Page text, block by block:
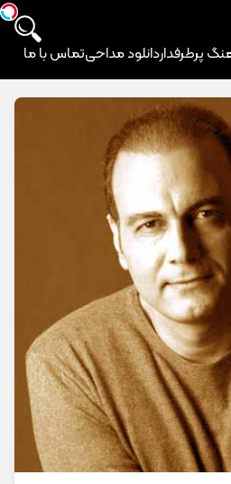
پرطرفداردانلود مداحیتماس با ما